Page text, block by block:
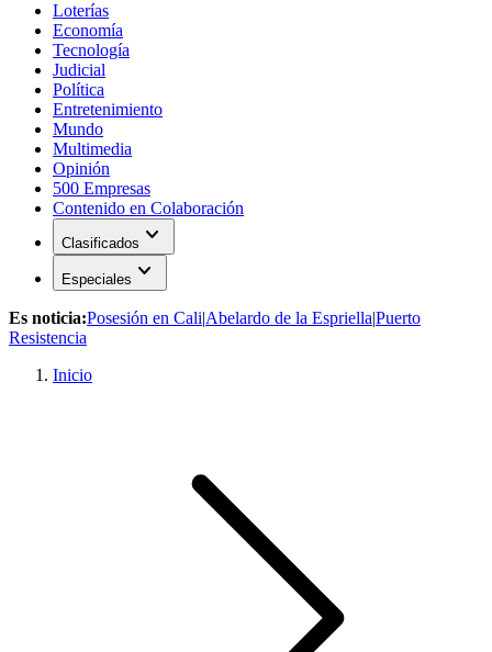
Loterías
Economía
Tecnología
Judicial
Política
Entretenimiento
Mundo
Multimedia
Opinión
500 Empresas
Contenido en Colaboración
Clasificados expand_more
Especiales expand_more
Es noticia:Posesión en Cali|Abelardo de la Espriella|Puerto
Resistencia
Inicio